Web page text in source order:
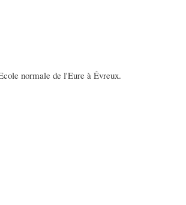
normale de l'Eure à Évreux.